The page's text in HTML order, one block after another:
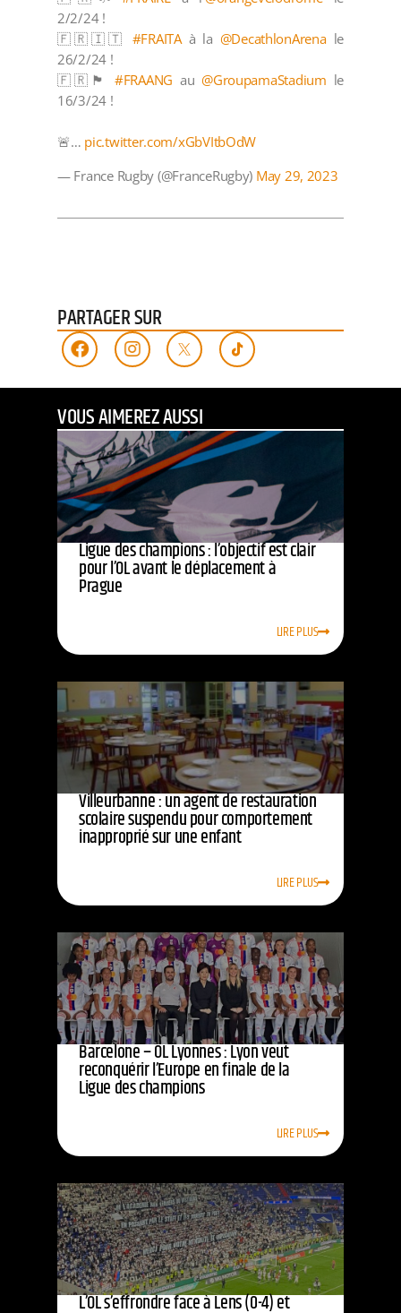
2/2/24 !
🇫🇷🇮🇹 #FRAITAà la @DecathlonArenale
26/2/24 !
🇫🇷🏴󠁧󠁢󠁥󠁮󠁧󠁿#FRAANG au@GroupamaStadium le
16/3/24 !
🚨… pic.twitter.com/xGbVItbOdW
— France Rugby (@FranceRugby) May 29, 2023
PARTAGER SUR
VOUS AIMEREZ AUSSI
Ligue des champions : l’objectif est clair
pour l’OL avant le déplacement à
Prague
LIRE PLUS
Villeurbanne : un agent de restauration
scolaire suspendu pour comportement
inapproprié sur une enfant
LIRE PLUS
Barcelone – OL Lyonnes : Lyon veut
reconquérir l’Europe en finale de la
Ligue des champions
LIRE PLUS
L’OL s’effrondre face à Lens (0-4) et